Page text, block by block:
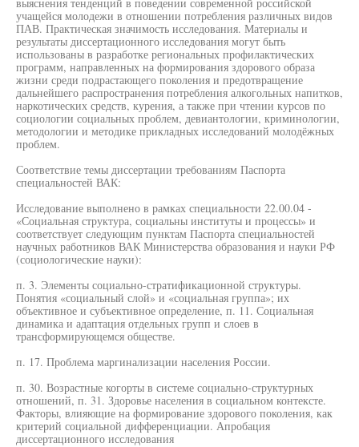
учащейся молодежи в отношении потребления различных видов
ПАВ. Практическая значимость исследования. Материалы и
результаты диссертационного исследования могут быть
использованы в разработке региональных профилактических
программ, направленных на формирования здорового образа
жизни среди подрастающего поколения и предотвращение
дальнейшего распространения потребления алкогольных напитков,
наркотических средств, курения, а также при чтении курсов по
социологии социальных проблем, девиантологии, криминологии,
методологии и методике прикладных исследований молодёжных
проблем.
Соответствие темы диссертации требованиям Паспорта
специальностей ВАК:
Исследование выполнено в рамках специальности 22.00.04 -
«Социальная структура, социальны институты и процессы» и
соответствует следующим пунктам Паспорта специальностей
научных работников ВАК Министерства образования и науки РФ
(социологические науки):
п. 3. Элементы социально-стратификационной структуры.
Понятия «социальный слой» и «социальная группа»; их
объективное и субъективное определение, п. 11. Социальная
динамика и адаптация отдельных групп и слоев в
трансформирующемся обществе.
п. 17. Проблема маргинализации населения России.
п. 30. Возрастные когорты в системе социально-структурных
отношений, п. 31. Здоровье населения в социальном контексте.
Факторы, влияющие на формирование здорового поколения, как
критерий социальной дифференциации. Апробация
диссертационного исследования